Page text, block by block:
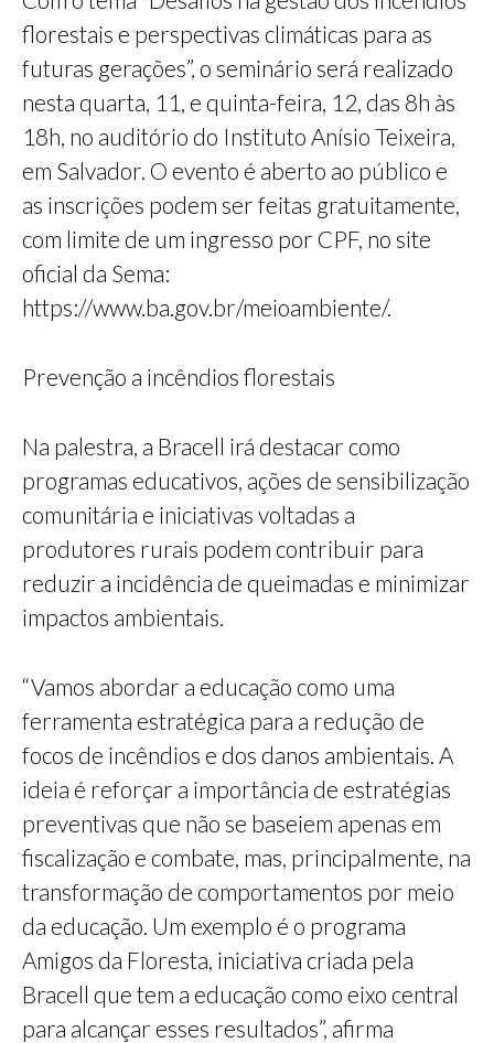
florestais e perspectivas climáticas para as
futuras gerações”, o seminário será realizado
nesta quarta, 11, e quinta-feira, 12, das 8h às
18h, no auditório do Instituto Anísio Teixeira,
em Salvador. O evento é aberto ao público e
as inscrições podem ser feitas gratuitamente,
com limite de um ingresso por CPF, no site
oficial da Sema:
https://www.ba.gov.br/meioambiente/.
Prevenção a incêndios florestais
Na palestra, a Bracell irá destacar como
programas educativos, ações de sensibilização
comunitária e iniciativas voltadas a
produtores rurais podem contribuir para
reduzir a incidência de queimadas e minimizar
impactos ambientais.
“Vamos abordar a educação como uma
ferramenta estratégica para a redução de
focos de incêndios e dos danos ambientais. A
ideia é reforçar a importância de estratégias
preventivas que não se baseiem apenas em
fiscalização e combate, mas, principalmente, na
transformação de comportamentos por meio
da educação. Um exemplo é o programa
Amigos da Floresta, iniciativa criada pela
Bracell que tem a educação como eixo central
para alcançar esses resultados”, afirma